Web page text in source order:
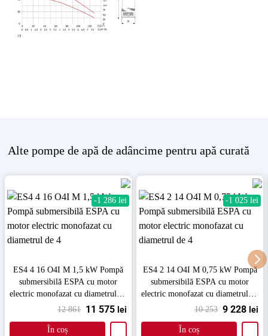
Alte pompe de apă de adâncime pentru apă curată
-1 286 lei
ES4 4 16 O4I M 1,5 kW Pompă
submersibilă ESPA cu motor
electric monofazat cu diametrul de
4
12 861 11 575 lei
În coș
-1 025 lei
ES4 2 14 O4I M 0,75 kW Pompă
submersibilă ESPA cu motor
electric monofazat cu diametrul de
4
10 253 9 228 lei
În coș